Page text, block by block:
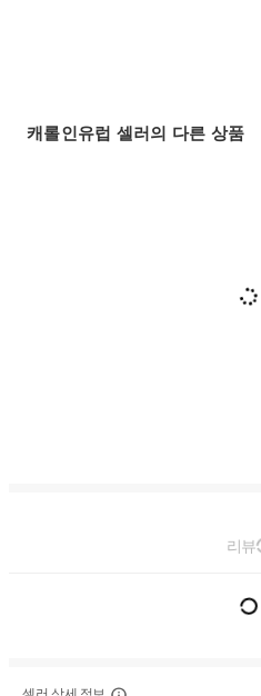
캐롤인유럽 셀러의 다른 상품
리뷰